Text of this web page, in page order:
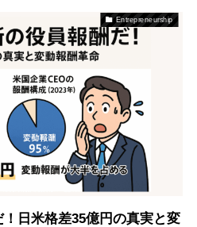
Entrepreneurship
日米格差35億円の真実と変